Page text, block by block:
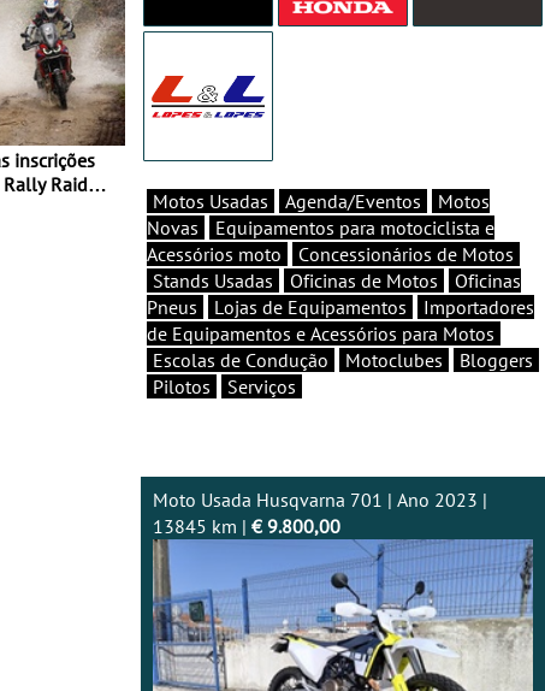
Raid
Motos Usadas Agenda/Eventos
Motos
Novas
Equipamentos para motociclista e
Acessórios moto
Concessionários de Motos
Stands Usadas
Oficinas de Motos
Oficinas
Pneus
Lojas de Equipamentos
Importadores
de Equipamentos e Acessórios para Motos
Escolas de Condução
Motoclubes
Bloggers
Pilotos
Serviços
Moto Usada Husqvarna 701 | Ano 2023 |
13845 km | € 9.800,00